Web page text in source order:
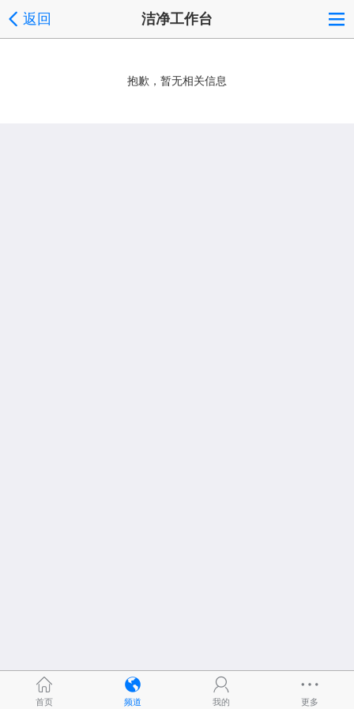
返回 洁净工作台
抱歉，暂无相关信息
首页 频道 我的 更多